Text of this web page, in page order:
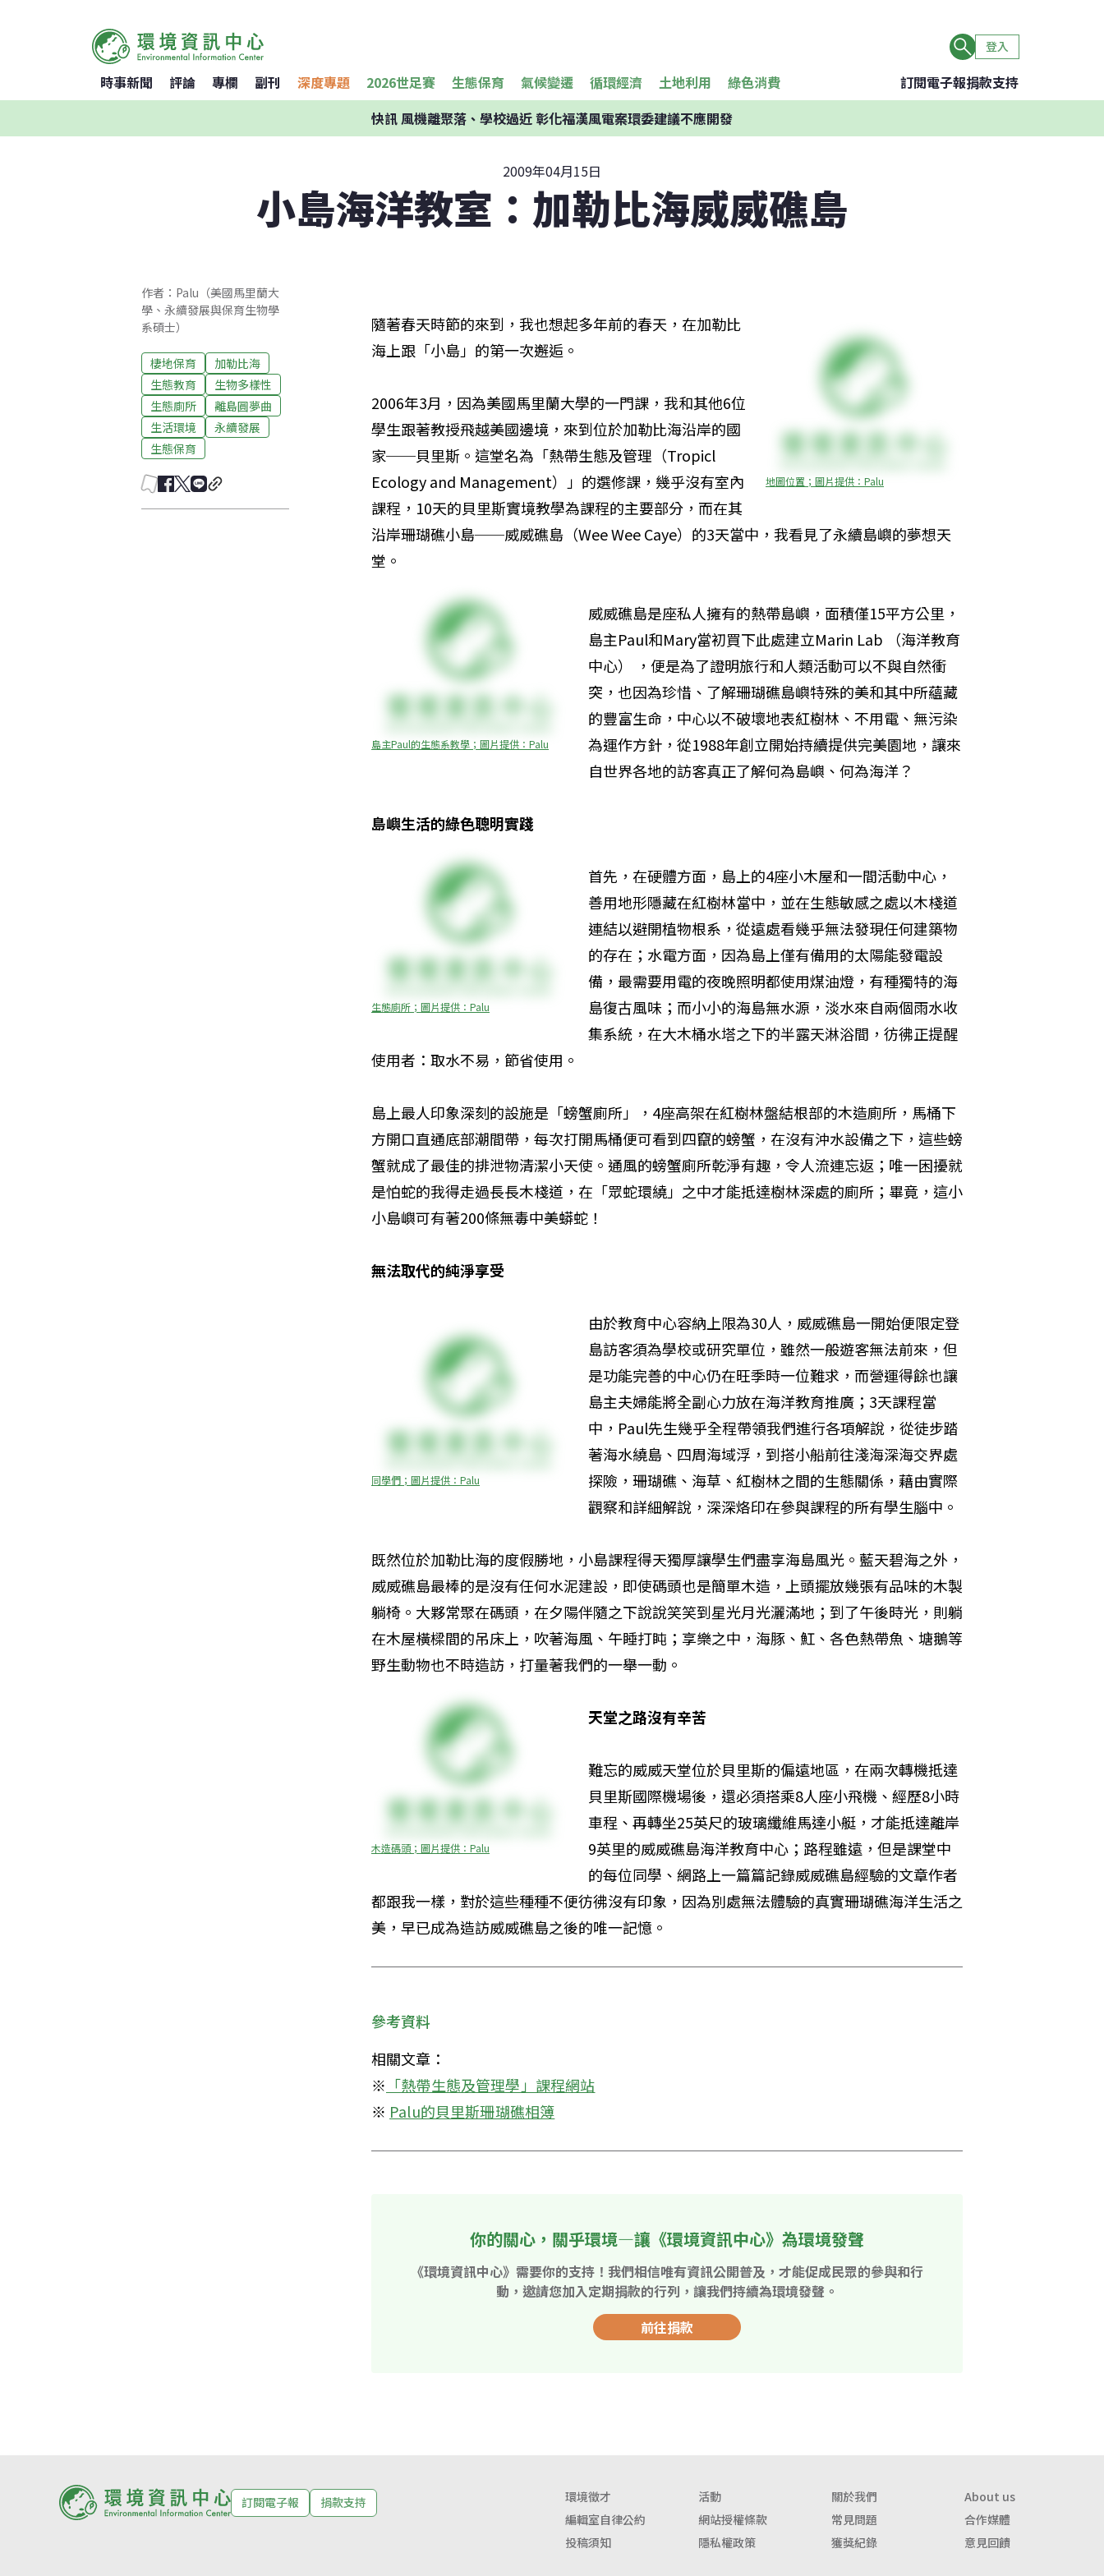
登入
時事新聞 評論 專欄 副刊 深度專題 2026世足賽 生態保育 氣候變遷 循環經濟 土地利用 綠色消費 訂閱電子報捐款支持
快訊風機離聚落、學校過近 彰化福漢風電案環委建議不應開發
2009年04月15日
小島海洋教室：加勒比海威威礁島
作者：Palu（美國馬里蘭大
學、永續發展與保育生物學
系碩士）
棲地保育
加勒比海
生態教育
生物多樣性
生態廁所
離島圓夢曲
生活環境
永續發展
生態保育
地圖位置；圖片提供：Palu
隨著春天時節的來到，我也想起多年前的春天，在加勒比
海上跟「小島」的第一次邂逅。
2006年3月，因為美國馬里蘭大學的一門課，我和其他6位
學生跟著教授飛越美國邊境，來到位於加勒比海沿岸的國
家──貝里斯。這堂名為「熱帶生態及管理（Tropicl
Ecology and Management）」的選修課，幾乎沒有室內
課程，10天的貝里斯實境教學為課程的主要部分，而在其
沿岸珊瑚礁小島──威威礁島（Wee Wee Caye）的3天當中，我看見了永續島嶼的夢想天
堂。
島主Paul的生態系教學；圖片提供：Palu
威威礁島是座私人擁有的熱帶島嶼，面積僅15平方公里，
島主Paul和Mary當初買下此處建立Marin Lab （海洋教育
中心） ，便是為了證明旅行和人類活動可以不與自然衝
突，也因為珍惜、了解珊瑚礁島嶼特殊的美和其中所蘊藏
的豐富生命，中心以不破壞地表紅樹林、不用電、無污染
為運作方針，從1988年創立開始持續提供完美園地，讓來
自世界各地的訪客真正了解何為島嶼、何為海洋？
島嶼生活的綠色聰明實踐
生態廁所；圖片提供：Palu
首先，在硬體方面，島上的4座小木屋和一間活動中心，
善用地形隱藏在紅樹林當中，並在生態敏感之處以木棧道
連結以避開植物根系，從遠處看幾乎無法發現任何建築物
的存在；水電方面，因為島上僅有備用的太陽能發電設
備，最需要用電的夜晚照明都使用煤油燈，有種獨特的海
島復古風味；而小小的海島無水源，淡水來自兩個雨水收
集系統，在大木桶水塔之下的半露天淋浴間，彷彿正提醒
使用者：取水不易，節省使用。
島上最人印象深刻的設施是「螃蟹廁所」，4座高架在紅樹林盤結根部的木造廁所，馬桶下
方開口直通底部潮間帶，每次打開馬桶便可看到四竄的螃蟹，在沒有沖水設備之下，這些螃
蟹就成了最佳的排泄物清潔小天使。通風的螃蟹廁所乾淨有趣，令人流連忘返；唯一困擾就
是怕蛇的我得走過長長木棧道，在「眾蛇環繞」之中才能抵達樹林深處的廁所；畢竟，這小
小島嶼可有著200條無毒中美蟒蛇！
無法取代的純淨享受
同學們；圖片提供：Palu
由於教育中心容納上限為30人，威威礁島一開始便限定登
島訪客須為學校或研究單位，雖然一般遊客無法前來，但
是功能完善的中心仍在旺季時一位難求，而營運得餘也讓
島主夫婦能將全副心力放在海洋教育推廣；3天課程當
中，Paul先生幾乎全程帶領我們進行各項解說，從徒步踏
著海水繞島、四周海域浮，到搭小船前往淺海深海交界處
探險，珊瑚礁、海草、紅樹林之間的生態關係，藉由實際
觀察和詳細解說，深深烙印在參與課程的所有學生腦中。
既然位於加勒比海的度假勝地，小島課程得天獨厚讓學生們盡享海島風光。藍天碧海之外，
威威礁島最棒的是沒有任何水泥建設，即使碼頭也是簡單木造，上頭擺放幾張有品味的木製
躺椅。大夥常聚在碼頭，在夕陽伴隨之下說說笑笑到星光月光灑滿地；到了午後時光，則躺
在木屋橫樑間的吊床上，吹著海風、午睡打盹；享樂之中，海豚、魟、各色熱帶魚、塘鵝等
野生動物也不時造訪，打量著我們的一舉一動。
木造碼頭；圖片提供：Palu
天堂之路沒有辛苦
難忘的威威天堂位於貝里斯的偏遠地區，在兩次轉機抵達
貝里斯國際機場後，還必須搭乘8人座小飛機、經歷8小時
車程、再轉坐25英尺的玻璃纖維馬達小艇，才能抵達離岸
9英里的威威礁島海洋教育中心；路程雖遠，但是課堂中
的每位同學、網路上一篇篇記錄威威礁島經驗的文章作者
都跟我一樣，對於這些種種不便彷彿沒有印象，因為別處無法體驗的真實珊瑚礁海洋生活之
美，早已成為造訪威威礁島之後的唯一記憶。
參考資料
相關文章：
※ 「熱帶生態及管理學」課程網站
※ Palu的貝里斯珊瑚礁相簿
你的關心，關乎環境—讓《環境資訊中心》為環境發聲
《環境資訊中心》需要你的支持！我們相信唯有資訊公開普及，才能促成民眾的參與和行
動，邀請您加入定期捐款的行列，讓我們持續為環境發聲。
前往捐款
訂閱電子報 捐款支持 環境徵才 活動 關於我們
About us
編輯室自律公約
網站授權條款 常見問題
合作媒體
投稿須知
隱私權政策 獲獎紀錄 意見回饋